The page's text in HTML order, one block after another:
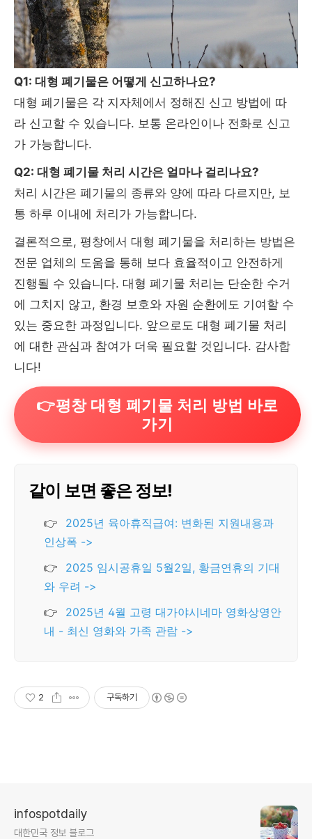
Q1: 대형 폐기물은 어떻게 신고하나요?
대형 폐기물은 각 지자체에서 정해진 신고 방법에 따
라 신고할 수 있습니다. 보통 온라인이나 전화로 신고
가 가능합니다.
Q2: 대형 폐기물 처리 시간은 얼마나 걸리나요?
처리 시간은 폐기물의 종류와 양에 따라 다르지만, 보
통 하루 이내에 처리가 가능합니다.
결론적으로, 평창에서 대형 폐기물을 처리하는 방법은
전문 업체의 도움을 통해 보다 효율적이고 안전하게
진행될 수 있습니다. 대형 폐기물 처리는 단순한 수거
에 그치지 않고, 환경 보호와 자원 순환에도 기여할 수
있는 중요한 과정입니다. 앞으로도 대형 폐기물 처리
에 대한 관심과 참여가 더욱 필요할 것입니다. 감사합
니다!
👉평창 대형 폐기물 처리 방법 바로
가기
같이 보면 좋은 정보!
👉
2025년 육아휴직급여: 변화된 지원내용과
인상폭 ->
👉
2025 임시공휴일 5월2일, 황금연휴의 기대
와 우려 ->
👉
2025년 4월 고령 대가야시네마 영화상영안
내 - 최신 영화와 가족 관람 ->
2 구독하기
infospotdaily
대한민국 정보 블로그